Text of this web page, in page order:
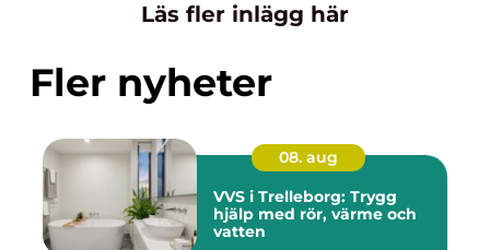
Läs fler inlägg här
Fler nyheter
08. aug
VVS i Trelleborg: Trygg
hjälp med rör, värme och
vatten